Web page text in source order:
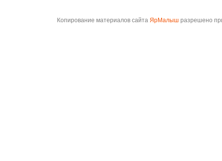
Копирование материалов сайта ЯрМалыш разрешено